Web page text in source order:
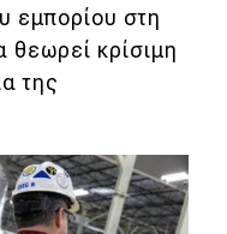
εμπορίου στη
θεωρεί κρίσιμη
της